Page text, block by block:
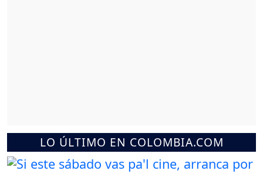
LO ÚLTIMO EN COLOMBIA.COM